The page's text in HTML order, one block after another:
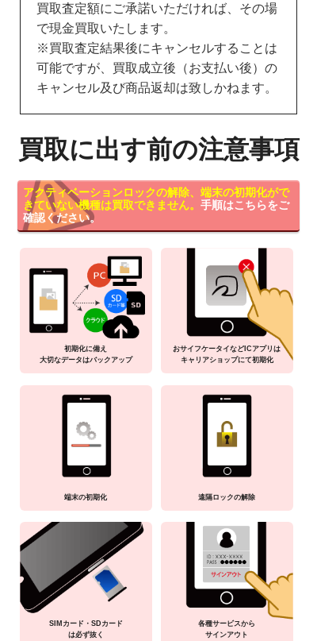
買取査定額にご承諾いただければ、その場
で現金買取いたします。
※買取査定結果後にキャンセルすることは
可能ですが、買取成立後（お支払い後）の
キャンセル及び商品返却は致しかねます。
買取に出す前の注意事項
アクティベーションロックの解除、端末の初期化がで
きていない機種は買取できません。 手順はこちらをご
確認ください。
初期化に備え
大切なデータはバックアップ
おサイフケータイなどICアプリは
キャリアショップにて初期化
端末の初期化 遠隔ロックの解除
SIMカード・SDカード
は必ず抜く
各種サービスから
サインアウト